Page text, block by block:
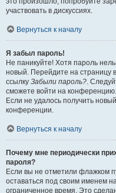
участвовать в дискуссиях.
Вернуться к началу
Я забыл пароль!
Не паникуйте! Хотя пароль
новый. Перейдите на страницу
ссылку Забыли пароль?.
сможете войти на конференцию.
Если не удалось получить
конференции.
Вернуться к началу
Почему мне периодически
пароля?
Если вы не отметили флажком
оставаться под своим именем
ограниченное время. Это